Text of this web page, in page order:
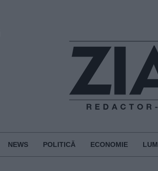
NEWS POLITICĂ ECONOMIE